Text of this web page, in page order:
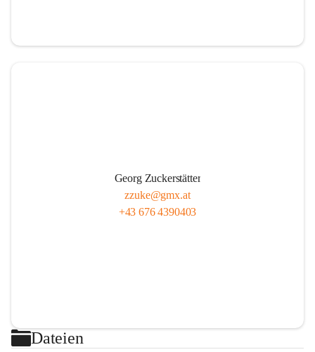
Georg Zuckerstätter
zzuke@gmx.at
+43 676 4390403
Dateien